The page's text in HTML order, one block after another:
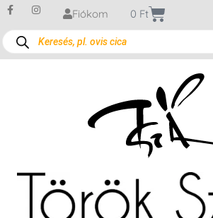
Fiókom 0 Ft